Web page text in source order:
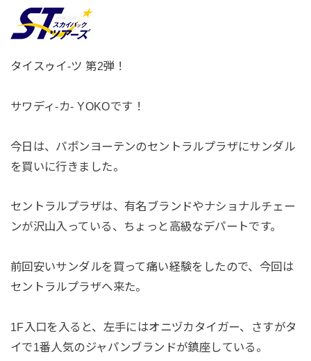
タイスゥイ-ツ 第2弾！
サワディ-カ- YOKOです！
今日は、パポンヨーテンのセントラルプラザにサンダル
を買いに行きました。
セントラルプラザは、有名ブランドやナショナルチェー
ンが沢山入っている、ちょっと高級なデパートです。
前回安いサンダルを買って痛い経験をしたので、今回は
セントラルプラザへ来た。
1F入口を入ると、左手にはオニヅカタイガー、さすがタ
イで1番人気のジャパンブランドが鎮座している。